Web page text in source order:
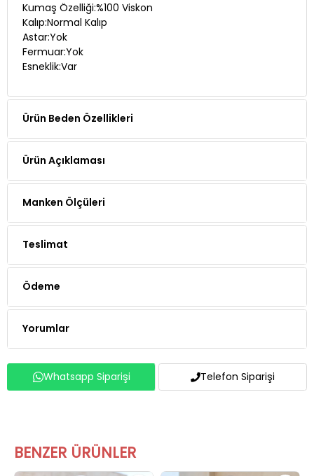
Kumaş Özelliği:%100 Viskon
Kalıp:Normal Kalıp
Astar:Yok
Fermuar:Yok
Esneklik:Var
Ürün Beden Özellikleri
Ürün Açıklaması
Manken Ölçüleri
Teslimat
Ödeme
Yorumlar
Whatsapp Siparişi Telefon Siparişi
BENZER ÜRÜNLER